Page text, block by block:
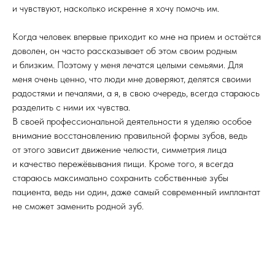
и чувствуют, насколько искренне я хочу помочь им.
Когда человек впервые приходит ко мне на прием и остаётся
доволен, он часто рассказывает об этом своим родным
и близким. Поэтому у меня лечатся целыми семьями. Для
меня очень ценно, что люди мне доверяют, делятся своими
радостями и печалями, а я, в свою очередь, всегда стараюсь
разделить с ними их чувства.
В своей профессиональной деятельности я уделяю особое
внимание восстановлению правильной формы зубов, ведь
от этого зависит движение челюсти, симметрия лица
и качество пережёвывания пищи. Кроме того, я всегда
стараюсь максимально сохранить собственные зубы
пациента, ведь ни один, даже самый современный имплантат
не сможет заменить родной зуб.